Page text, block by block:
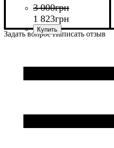
3 000грн
1 823грн
Пол : Унисекс
Производитель: Macron
Цвет: Черный
Задать вопрос Написать отзыв